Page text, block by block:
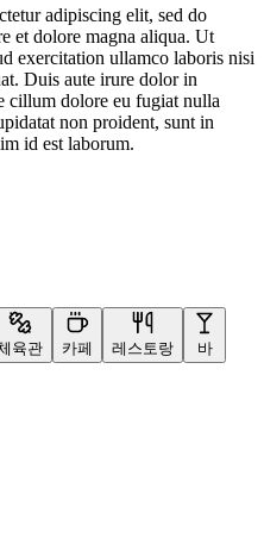
adipiscing elit, sed do
et dolore magna aliqua. Ut
exercitation ullamco laboris nisi
Duis aute irure dolor in
cillum dolore eu fugiat nulla
non proident, sunt in
id est laborum.
육관 카페 레스토랑 바